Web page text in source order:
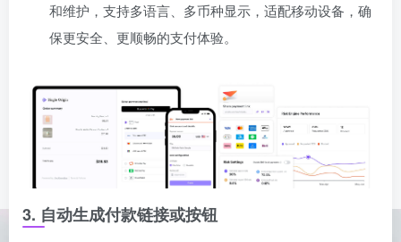
和维护，支持多语言、多币种显示，适配移动设备，确
保更安全、更顺畅的支付体验。
3. 自动生成付款链接或按钮